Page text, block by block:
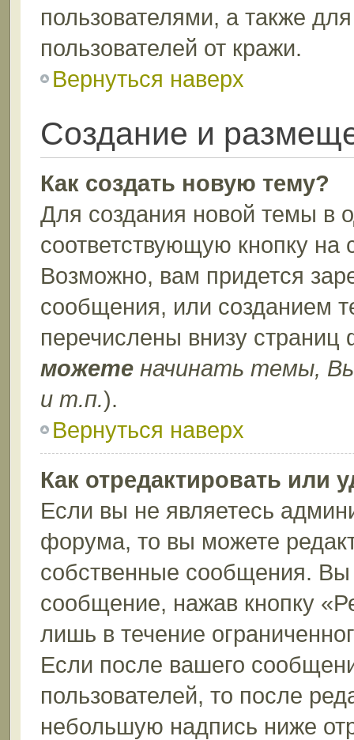
пользователями, а также
пользователей от кражи.
Вернуться наверх
Создание и
Как создать новую тему?
Для создания новой темы в
соответствующую кнопку
Возможно, вам придется
сообщения, или созданием
перечислены внизу
можетеначинать темы,
и т.п.).
Вернуться наверх
Как отредактировать или
Если вы не являетесь
форума, то вы можете
собственные сообщения. Вы
сообщение, нажав кнопку
лишь в течение
Если после вашего
пользователей, то после
небольшую надпись ниже